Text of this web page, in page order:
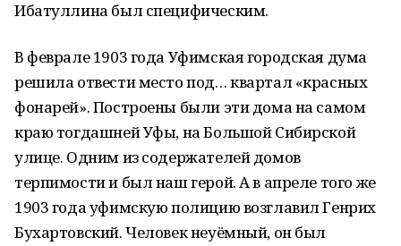
Ибатуллина был специфическим.
В феврале 1903 года Уфимская городская дума
решила отвести место под… квартал «красных
фонарей». Построены были эти дома на самом
краю тогдашней Уфы, на Большой Сибирской
улице. Одним из содержателей домов
терпимости и был наш герой. А в апреле того же
1903 года уфимскую полицию возглавил Генрих
Бухартовский. Человек неуёмный, он был